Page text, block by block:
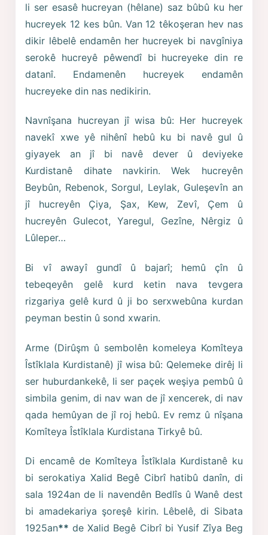
li ser esasê hucreyan (hêlane) saz bûbû ku her
hucreyek 12 kes bûn. Van 12 têkoşeran hev nas
dikir lêbelê endamên her hucreyek bi navgîniya
serokê hucreyê pêwendî bi hucreyeke din re
datanî. Endamenên hucreyek endamên
hucreyeke din nas nedikirin.
Navnîşana hucreyan jî wisa bû: Her hucreyek
navekî xwe yê nihênî hebû ku bi navê gul û
giyayek an jî bi navê dever û deviyeke
Kurdistanê dihate navkirin. Wek hucreyên
Beybûn, Rebenok, Sorgul, Leylak, Guleşevîn an
jî hucreyên Çiya, Şax, Kew, Zevî, Çem û
hucreyên Gulecot, Yaregul, Gezîne, Nêrgiz û
Lûleper…
Bi vî awayî gundî û bajarî; hemû çîn û
tebeqeyên gelê kurd ketin nava tevgera
rizgariya gelê kurd û ji bo serxwebûna kurdan
peyman bestin û sond xwarin.
Arme (Dirûşm û sembolên komeleya Komîteya
Îstîklala Kurdistanê) jî wisa bû: Qelemeke dirêj li
ser huburdankekê, li ser paçek weşiya pembû û
simbila genim, di nav wan de jî xencerek, di nav
qada hemûyan de jî roj hebû. Ev remz û nîşana
Komîteya Îstîklala Kurdistana Tirkyê bû.
Di encamê de Komîteya Îstîklala Kurdistanê ku
bi serokatiya Xalid Begê Cibrî hatibû danîn, di
sala 1924an de li navendên Bedlîs û Wanê dest
bi amadekariya şoreşê kirin. Lêbelê, di Sibata
1925an** de Xalid Begê Cibrî bi Yusif Zîya Beg